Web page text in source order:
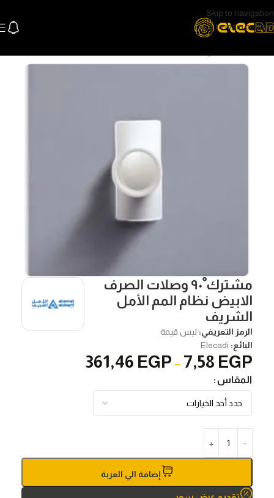
Skip to navigation
Skip to main content
مشترك ْ٩٠ وصلات الصرف
الابيض نظام المم الأمل
الشريف
الرمز التعريفي: ليس قيمة
البائع: Elecadi
7,58 EGP
–
361,46 EGP
المقاس
إضافة الي العربة